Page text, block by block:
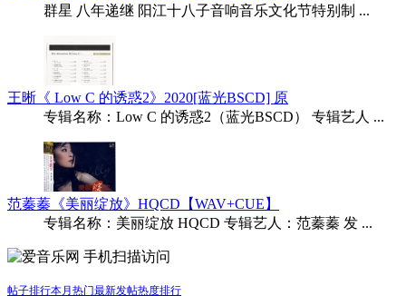
群星 八年递继 阳江十八子音响音乐文化节特别制 ...
王晰《 Low C 的诱惑2》2020[蓝光BSCD] 原
专辑名称：Low C 的诱惑2（蓝光BSCD） 专辑艺人 ...
范蓁蓁《美丽绽放》HQCD【WAV+CUE】
专辑名称：美丽绽放 HQCD 专辑艺人：范蓁蓁 发 ...
手机扫描访问
帖子排行本月热门最新发帖热度排行